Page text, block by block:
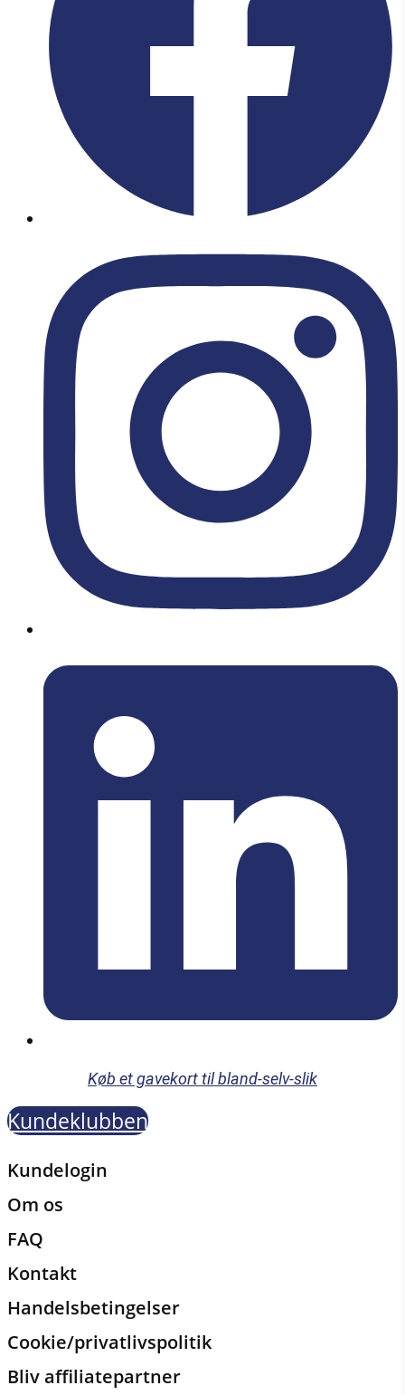
Køb et gavekort til bland-selv-slik
Kundeklubben
Kundelogin
Om os
FAQ
Kontakt
Handelsbetingelser
Cookie/privatlivspolitik
Bliv affiliatepartner